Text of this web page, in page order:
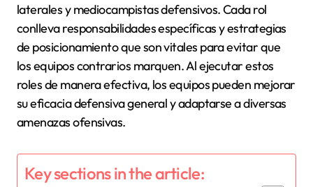
laterales y mediocampistas defensivos. Cada rol
conlleva responsabilidades específicas y estrategias
de posicionamiento que son vitales para evitar que
los equipos contrarios marquen. Al ejecutar estos
roles de manera efectiva, los equipos pueden mejorar
su eficacia defensiva general y adaptarse a diversas
amenazas ofensivas.
Key sections in the article: